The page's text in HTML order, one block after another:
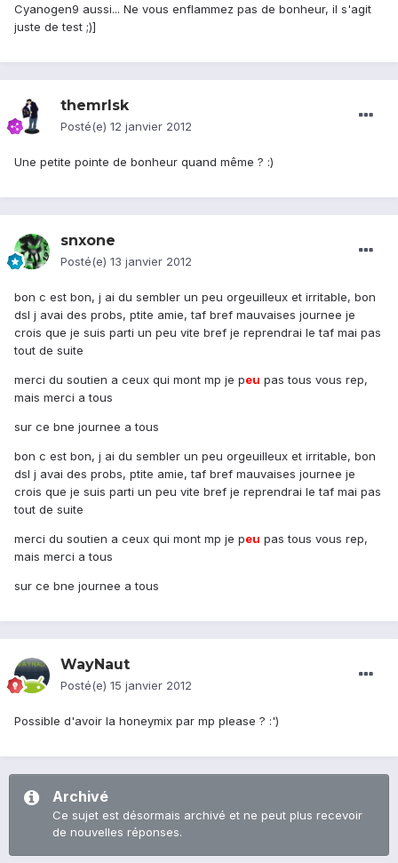
Cyanogen9 aussi... Ne vous enflammez pas de bonheur, il s'agit
juste de test ;)]
themrlsk
Posté(e) 12 janvier 2012
Une petite pointe de bonheur quand même ? :)
snxone
Posté(e) 13 janvier 2012
bon c est bon, j ai du sembler un peu orgeuilleux et irritable, bon
dsl j avai des probs, ptite amie, taf bref mauvaises journee je
crois que je suis parti un peu vite bref je reprendrai le taf mai pas
tout de suite
merci du soutien a ceux qui mont mp je peu pas tous vous rep,
mais merci a tous
sur ce bne journee a tous
bon c est bon, j ai du sembler un peu orgeuilleux et irritable, bon
dsl j avai des probs, ptite amie, taf bref mauvaises journee je
crois que je suis parti un peu vite bref je reprendrai le taf mai pas
tout de suite
merci du soutien a ceux qui mont mp je peu pas tous vous rep,
mais merci a tous
sur ce bne journee a tous
WayNaut
Posté(e) 15 janvier 2012
Possible d'avoir la honeymix par mp please ? :')
Archivé
Ce sujet est désormais archivé et ne peut plus recevoir
de nouvelles réponses.